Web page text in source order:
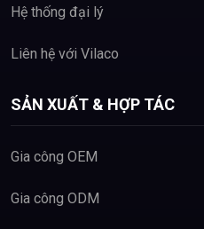
Hệ thống đại lý
Liên hệ với Vilaco
SẢN XUẤT & HỢP TÁC
Gia công OEM
Gia công ODM